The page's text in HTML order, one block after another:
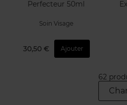
Perfecteur 50ml
Soin Visage
30,50 € Ajouter
62